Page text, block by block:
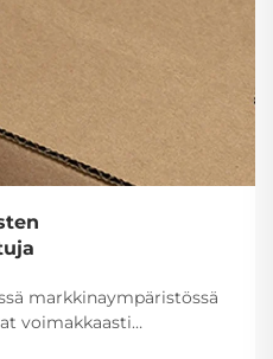
markkinaympäristössä
voimakkaasti